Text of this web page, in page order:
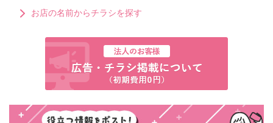
お店の名前からチラシを探す